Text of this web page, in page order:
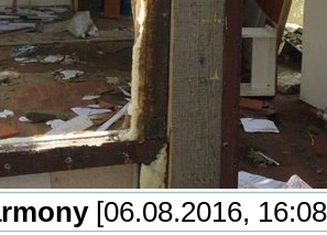
[06.08.2016,